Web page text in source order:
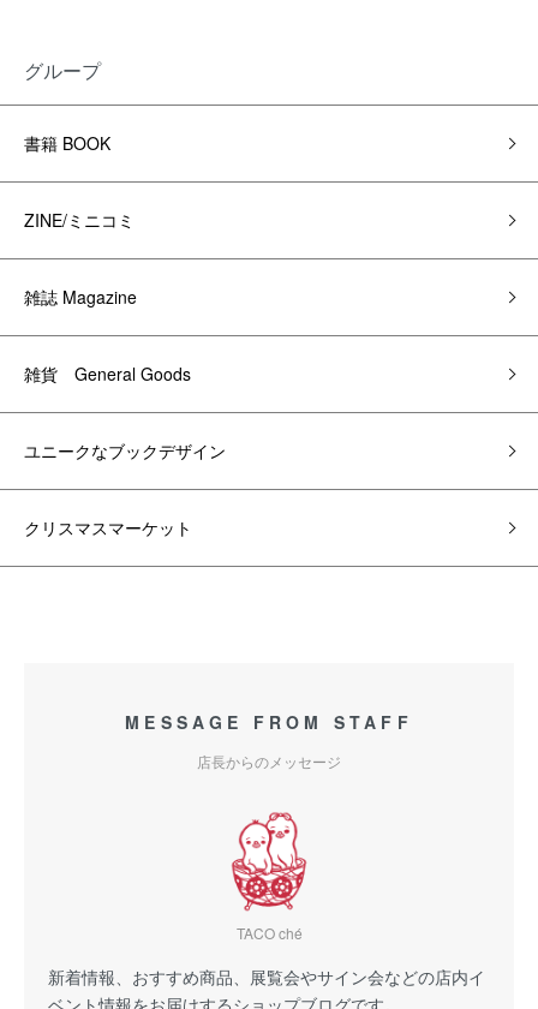
グループ
書籍 BOOK
ZINE/ミニコミ
雑誌 Magazine
雑貨 General Goods
ユニークなブックデザイン
クリスマスマーケット
MESSAGE FROM STAFF
店長からのメッセージ
TACO ché
新着情報、おすすめ商品、展覧会やサイン会などの店内イ
ベント情報をお届けするショップブログです。